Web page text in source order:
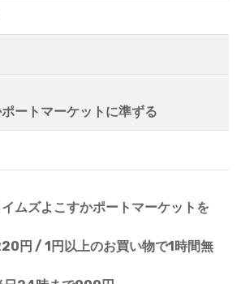
ートマーケットに準ずる
ムズよこすかポートマーケットを
円 / 1円以上のお買い物で1時間無